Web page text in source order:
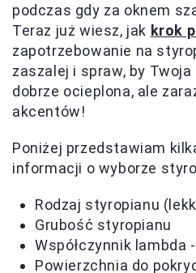
podczas gdy za oknem
Teraz już wiesz, jak krok
zapotrzebowanie na
zaszalej i spraw, by
dobrze ocieplona, ale
akcentów!
Poniżej przedstawiam
informacji o wyborze
Rodzaj styropianu
Grubość styropianu
Współczynnik lambda
Powierzchnia do